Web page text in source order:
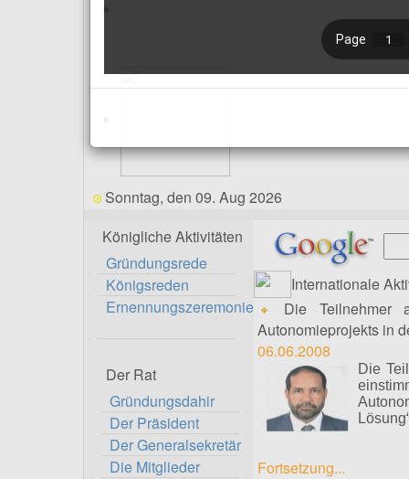
Sonntag, den 09. Aug 2026
Königliche Aktivitäten
Gründungsrede
Königsreden
Ernennungszeremonie
Der Rat
Gründungsdahir
Der Präsident
Der Generalsekretär
Die Mitglieder
Internationale
Die Teilnehmer
Autonomieprojekts in
06.06.2008
Die
Fortsetzung...